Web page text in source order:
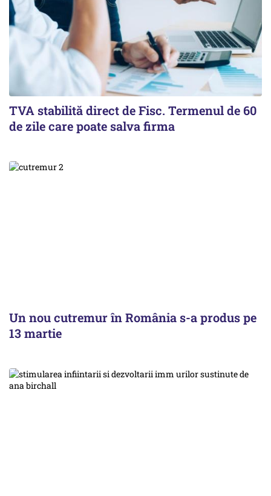
TVA stabilită direct de Fisc. Termenul de 60
de zile care poate salva firma
Un nou cutremur în România s-a produs pe
13 martie